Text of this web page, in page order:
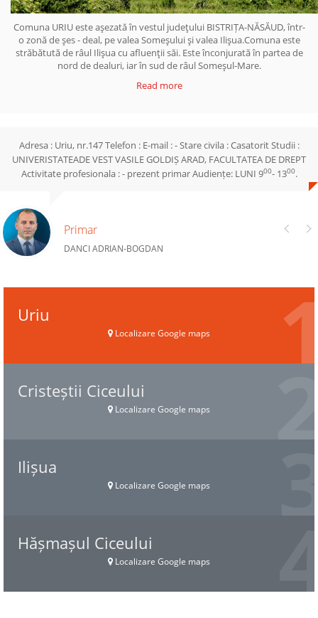
Comuna URIU este aşezată în vestul judeţului BISTRIȚA-NĂSĂUD, într-
o zonă de şes - deal, pe valea Someşului şi valea Ilişua.Comuna este
străbătută de râul Ilişua cu afluenţii săi. Este înconjurată în partea de
nord de dealuri, iar în sud de râul Someşul-Mare.
Read more
Adresa : Uriu, nr.147 Telefon : E-mail : - Stare civila : Casatorit Studii :
UNIVERISTATEADE VEST VASILE GOLDIȘ ARAD, FACULTATEA DE DREPT
Activitate profesionala : - prezent primar Audiențe: LUNI 900- 1300.
Primar
DANCI ADRIAN-BOGDAN
Uriu
Localizare Google maps
Cristeștii Ciceului
Localizare Google maps
Ilișua
Localizare Google maps
Hășmașul Ciceului
Localizare Google maps